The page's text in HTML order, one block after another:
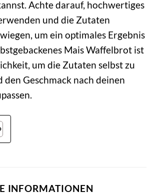
Achte darauf, hochwertiges
und die Zutaten
um ein optimales Ergebnis
Mais Waffelbrot ist
um die Zutaten selbst zu
den Geschmack nach deinen
INFORMATIONEN